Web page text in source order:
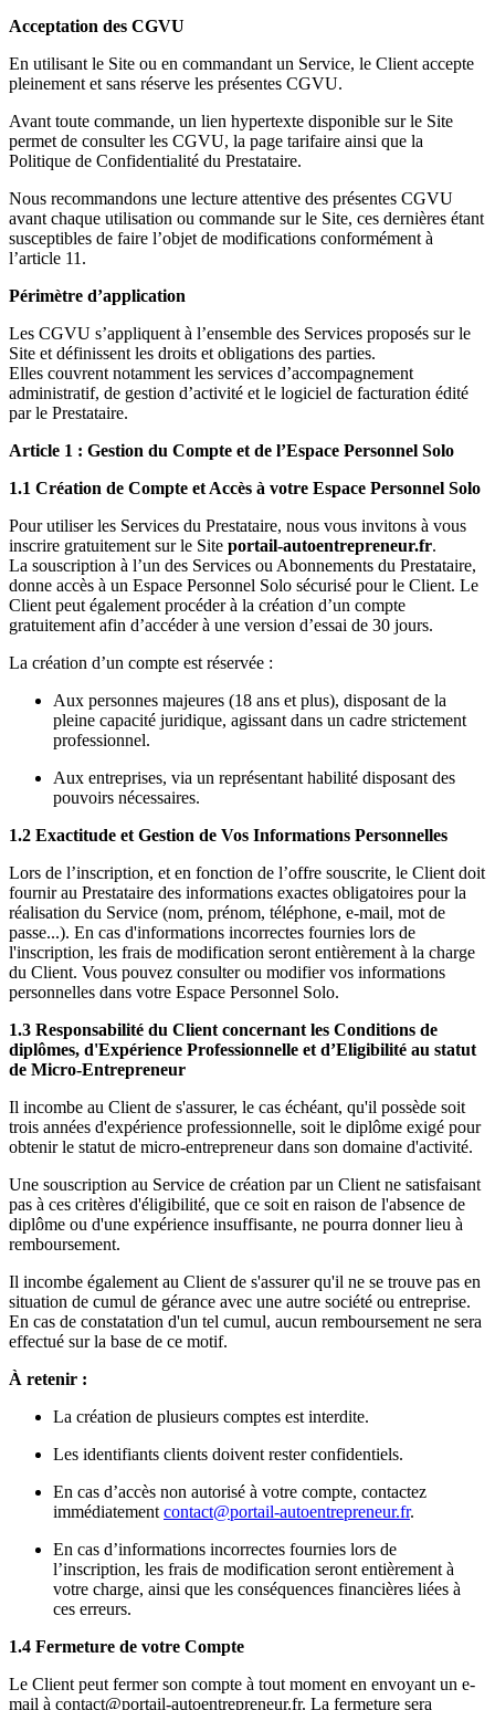
Acceptation des CGVU
En utilisant le Site ou en commandant un Service, le Client accepte
pleinement et sans réserve les présentes CGVU.
Avant toute commande, un lien hypertexte disponible sur le Site
permet de consulter les CGVU, la page tarifaire ainsi que la
Politique de Confidentialité du Prestataire.
Nous recommandons une lecture attentive des présentes CGVU
avant chaque utilisation ou commande sur le Site, ces dernières étant
susceptibles de faire l’objet de modifications conformément à
l’article 11.
Périmètre d’application
Les CGVU s’appliquent à l’ensemble des Services proposés sur le
Site et définissent les droits et obligations des parties.
Elles couvrent notamment les services d’accompagnement
administratif, de gestion d’activité et le logiciel de facturation édité
par le Prestataire.
Article 1 : Gestion du Compte et de l’Espace Personnel Solo
1.1 Création de Compte et Accès à votre Espace Personnel Solo
Pour utiliser les Services du Prestataire, nous vous invitons à vous
inscrire gratuitement sur le Site portail-autoentrepreneur.fr.
La souscription à l’un des Services ou Abonnements du Prestataire,
donne accès à un Espace Personnel Solo sécurisé pour le Client. Le
Client peut également procéder à la création d’un compte
gratuitement afin d’accéder à une version d’essai de 30 jours.
La création d’un compte est réservée :
Aux personnes majeures (18 ans et plus), disposant de la
pleine capacité juridique, agissant dans un cadre strictement
professionnel.
Aux entreprises, via un représentant habilité disposant des
pouvoirs nécessaires.
1.2 Exactitude et Gestion de Vos Informations Personnelles
Lors de l’inscription, et en fonction de l’offre souscrite, le Client doit
fournir au Prestataire des informations exactes obligatoires pour la
réalisation du Service (nom, prénom, téléphone, e-mail, mot de
passe...). En cas d'informations incorrectes fournies lors de
l'inscription, les frais de modification seront entièrement à la charge
du Client. Vous pouvez consulter ou modifier vos informations
personnelles dans votre Espace Personnel Solo.
1.3 Responsabilité du Client concernant les Conditions de
diplômes, d'Expérience Professionnelle et d’Eligibilité au statut
de Micro-Entrepreneur
Il incombe au Client de s'assurer, le cas échéant, qu'il possède soit
trois années d'expérience professionnelle, soit le diplôme exigé pour
obtenir le statut de micro-entrepreneur dans son domaine d'activité.
Une souscription au Service de création par un Client ne satisfaisant
pas à ces critères d'éligibilité, que ce soit en raison de l'absence de
diplôme ou d'une expérience insuffisante, ne pourra donner lieu à
remboursement.
Il incombe également au Client de s'assurer qu'il ne se trouve pas en
situation de cumul de gérance avec une autre société ou entreprise.
En cas de constatation d'un tel cumul, aucun remboursement ne sera
effectué sur la base de ce motif.
À retenir :
La création de plusieurs comptes est interdite.
Les identifiants clients doivent rester confidentiels.
En cas d’accès non autorisé à votre compte, contactez
immédiatementcontact@portail-autoentrepreneur.fr.
En cas d’informations incorrectes fournies lors de
l’inscription, les frais de modification seront entièrement à
votre charge, ainsi que les conséquences financières liées à
ces erreurs.
1.4 Fermeture de votre Compte
Le Client peut fermer son compte à tout moment en envoyant un e-
mail à contact@portail-autoentrepreneur.fr. La fermeture sera